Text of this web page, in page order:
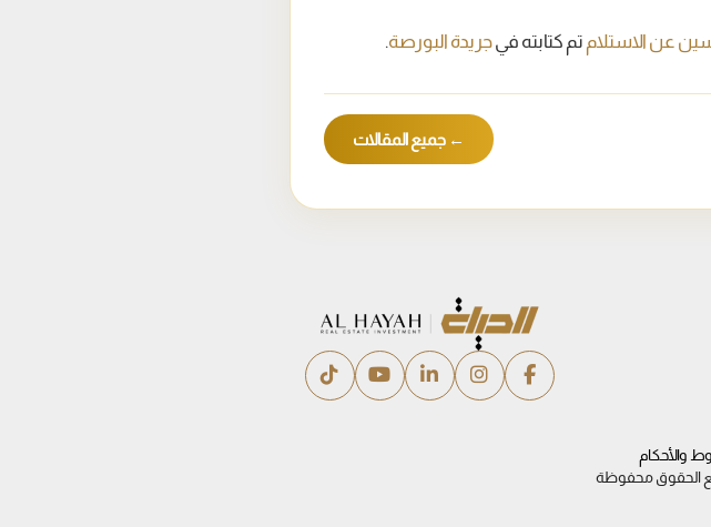
عن الاستلام تم كتابته فيجريدة البورصة.
← جميع المقالات
والأحكام
الحقوق محفوظة